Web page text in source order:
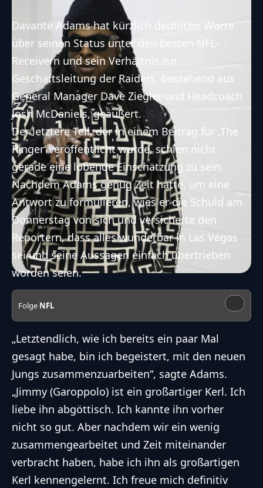
Davante Adams hat kürzlich deutliche Worte
über seinen Status unter den besten NFL-
Receivern und sein Verhältnis zur
Geschäftsleitung der Raiders, bestehend aus
General Manager Dave Ziegler und Headcoach
Josh McDaniels, geäußert.
Der letztere Teil, der in einem Beitrag für ‚The
Ringer‘veröffentlicht wurde, schien nicht
gerade eine lobende Einschätzung zu sein.
Nachdem Adams genug Zeit hatte, um eine
Antwort zu formulieren, wies er die Schuld am
Donnerstag von sich und versicherte den
Reportern, dass alles wunderbar in Las Vegas
sei und seine Aussagen einfach übertrieben
worden seien.
Folge NFL
„Letztendlich, wie ich bereits ein paar Mal
gesagt habe, bin ich begeistert, mit den neuen
Jungs zusammenzuarbeiten“, sagte Adams.
„Jimmy (Garoppolo) ist ein großartiger Kerl. Ich
liebe ihn abgöttisch. Ich kannte ihn vorher
nicht so gut. Aber nachdem wir ein wenig
zusammengearbeitet und Zeit miteinander
verbracht haben, habe ich ihn als großartigen
Kerl kennengelernt. Ich freue mich definitiv